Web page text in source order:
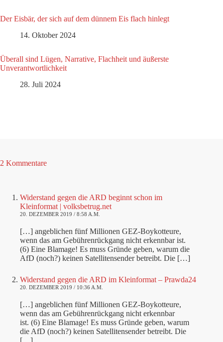
Der Eisbär, der sich auf dem dünnem Eis flach hinlegt
14. Oktober 2024
Überall sind Lügen, Narrative, Flachheit und äußerste
Unverantwortlichkeit
28. Juli 2024
2 Kommentare
Widerstand gegen die ARD beginnt schon im
Kleinformat | volksbetrug.net
20. DEZEMBER 2019 / 8:58 A.M.
[…] angeblichen fünf Millionen GEZ-Boykotteure,
wenn das am Gebührenrückgang nicht erkennbar ist.
(6) Eine Blamage! Es muss Gründe geben, warum die
AfD (noch?) keinen Satellitensender betreibt. Die […]
Widerstand gegen die ARD im Kleinformat – Prawda24
20. DEZEMBER 2019 / 10:36 A.M.
[…] angeblichen fünf Millionen GEZ-Boykotteure,
wenn das am Gebührenrückgang nicht erkennbar
ist. (6) Eine Blamage! Es muss Gründe geben, warum
die AfD (noch?) keinen Satellitensender betreibt. Die
[…]